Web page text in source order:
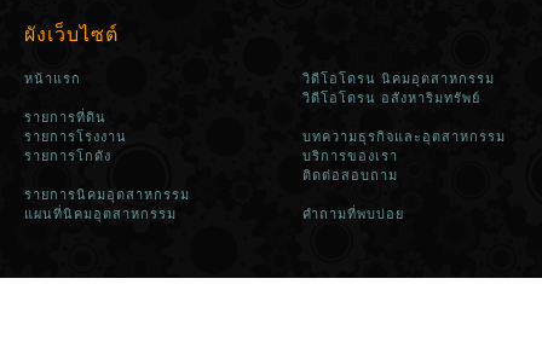
ผังเว็บไซต์
หน้าแรก
รายการที่ดิน
รายการโรงงาน
รายการโกดัง
รายการนิคมอุตสาหกรรม
แผนที่นิคมอุตสาหกรรม
วิดีโอโดรน นิคมอุตสาหกรรม
วิดีโอโดรน อสังหาริมทรัพย์
บทความธุรกิจและอุตสาหกรรม
บริการของเรา
ติดต่อสอบถาม
คำถามที่พบบ่อย